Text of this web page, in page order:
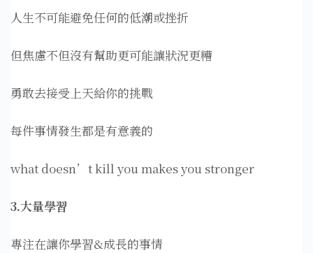
人生不可能避免任何的低潮或挫折
但焦慮不但沒有幫助更可能讓狀況更糟
勇敢去接受上天給你的挑戰
每件事情發生都是有意義的
what doesn’t kill you makes you stronger
3.大量學習
專注在讓你學習&成長的事情